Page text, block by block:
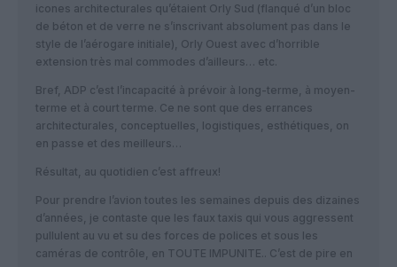
icones architecturales qu’étaient Orly Sud (flanqué d’un bloc
de béton et de verre ne s’inscrivant absolument pas dans le
style de l’aérogare initiale), Orly Ouest avec d’horrible
extension très mal commodes d’ailleurs… etc.
Bref, ADP c’est l’incapacité à prévoir à long-terme, à moyen-
terme et à court terme. Ce ne sont que des errances
architecturales, conceptuelles, logistiques, esthétiques, on
en passe et des meilleurs…
Résultat, au quotidien c’est affreux!
Pour prendre l’avion toutes les semaines depuis des dizaines
d’années, je contaste que les faux taxis qui vous aggressent
pullulent au vu et su des forces de polices et sous les
caméras de contrôle, en TOUTE IMPUNITE.. C’est de pire en